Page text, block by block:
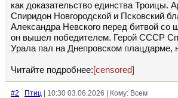
как доказательство единства Троицы.
Спиридон Новгородской и Псковский
Александра Невского перед битвой со
он вышел победителем. Герой СССР
Урала пал на Днепровском плацдарме,
Читайте подробнее:[censored]
#2 Птиц | 10:30 03.06.2026 | Кому: Всем